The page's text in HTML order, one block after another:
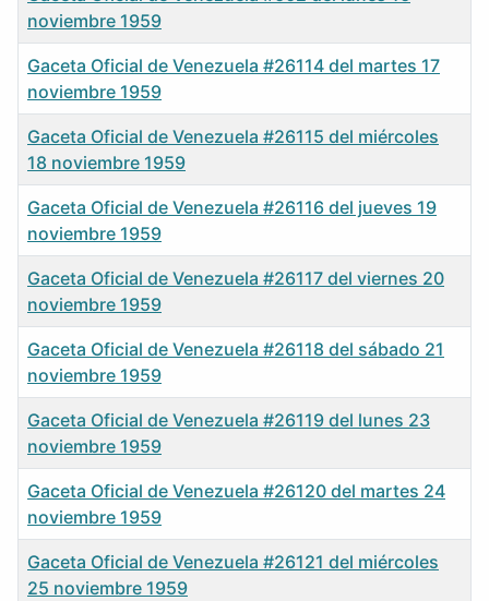
noviembre 1959
Gaceta Oficial de Venezuela #26114 del martes 17
noviembre 1959
Gaceta Oficial de Venezuela #26115 del miércoles
18 noviembre 1959
Gaceta Oficial de Venezuela #26116 del jueves 19
noviembre 1959
Gaceta Oficial de Venezuela #26117 del viernes 20
noviembre 1959
Gaceta Oficial de Venezuela #26118 del sábado 21
noviembre 1959
Gaceta Oficial de Venezuela #26119 del lunes 23
noviembre 1959
Gaceta Oficial de Venezuela #26120 del martes 24
noviembre 1959
Gaceta Oficial de Venezuela #26121 del miércoles
25 noviembre 1959